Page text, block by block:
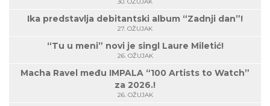
30. OŽUJAK
Ika predstavlja debitantski album “Zadnji dan”!
27. OŽUJAK
“Tu u meni” novi je singl Laure Miletić!
26. OŽUJAK
Macha Ravel među IMPALA “100 Artists to Watch”
za 2026.!
26. OŽUJAK